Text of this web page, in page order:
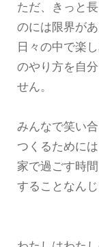
ただ、きっと
のには限界があ
日々の中で楽
のやり方を自
せん。
みんなで笑い
つくるためには
家で過ごす時
することなんじ